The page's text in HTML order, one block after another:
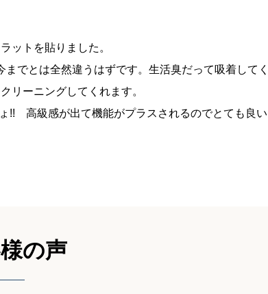
ットを貼りました。
でとは全然違うはずです。生活臭だって吸着して
リーニングしてくれます。
高級感が出て機能がプラスされるのでとても良い
の声